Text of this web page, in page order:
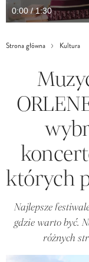
0:00 / 1:30
Strona główna Kultura
których
Najlepsze
gdzie warto być.
różnych